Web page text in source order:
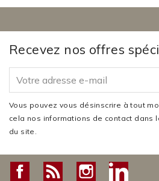
Recevez nos offres
Vous pouvez vous désinscrire à tout
cela nos informations de contact dans
du site.
FacebookRss Instagram